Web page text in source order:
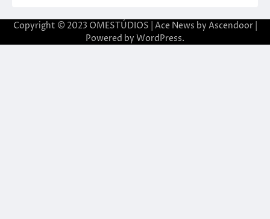
Copyright © 2023 OMESTÚDIOS | Ace News by Ascendoor|
Powered by WordPress.